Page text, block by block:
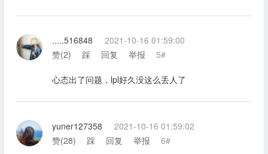
.....516848
2021-10-16 01:59:00
赞(2) 踩 回复 举报 5#
心态出了问题，lpl好久没这么丢人了
yuner127358
2021-10-16 01:59:02
赞(28) 踩 回复 举报 6#